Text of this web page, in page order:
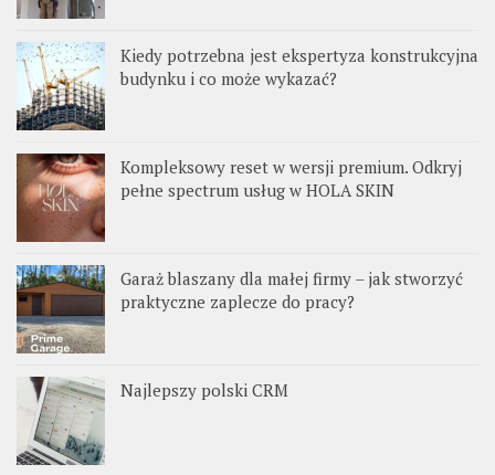
Kiedy potrzebna jest ekspertyza konstrukcyjna
budynku i co może wykazać?
Kompleksowy reset w wersji premium. Odkryj
pełne spectrum usług w HOLA SKIN
Garaż blaszany dla małej firmy – jak stworzyć
praktyczne zaplecze do pracy?
Najlepszy polski CRM